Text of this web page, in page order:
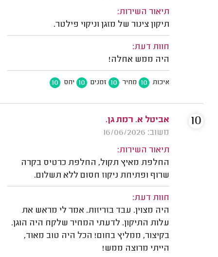
תיאור השירות:
תיקון צינור של מזגן וניקוי פילטר.
חוות דעת:
היה ממש אחלה!
איכות 10 מחיר 10 זמנים 10 יחס 10
אביטל א. רמת גן.
משוב: 16/06/2026
תיאור השירות:
החלפת מאיץ תקול, החלפת כרטיס בקרה
שרוף ופתיחת ניקוז חסום ללא תשלום.
חוות דעת:
היה מצוין. עבד בזריזות. אמר לי מראש את
עלות התיקון. לדעתי המחיר שלקח היה הוגן.
בקיצור, ממליץ בחום! הכל היה טוב מאוד,
הייתי מרוצה ממש!
10